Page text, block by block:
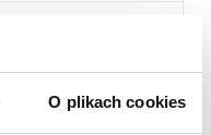
O plikach cookies